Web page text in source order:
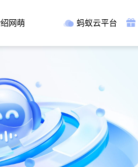
网萌 蚂蚁云平台